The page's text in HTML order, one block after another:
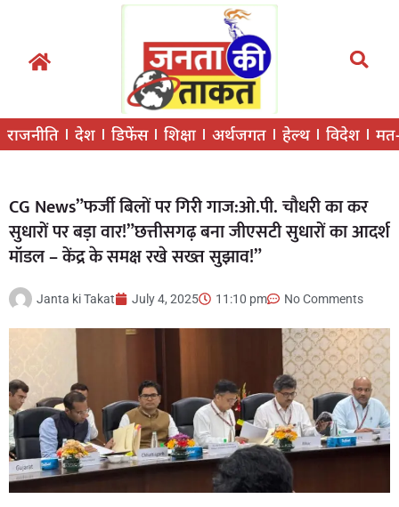
राजनीति देश डिफेंस शिक्षा अर्थजगत हेल्थ विदेश
CG News”फर्जी बिलों पर गिरी गाज:ओ.पी. चौधरी का कर
सुधारों पर बड़ा वार!”छत्तीसगढ़ बना जीएसटी सुधारों का आदर्श
मॉडल – केंद्र के समक्ष रखे सख्त सुझाव!”
Janta ki Takat July 4, 2025 11:10 pm No Comments